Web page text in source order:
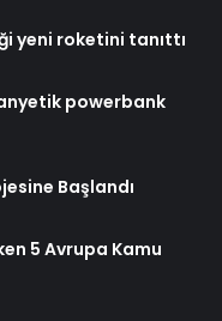
yeni roketini tanıttı
powerbank
Başlandı
5 Avrupa Kamu